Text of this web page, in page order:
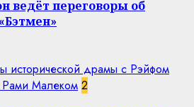
ведёт переговоры об
исторической драмы с Рэйфом
Малеком 2